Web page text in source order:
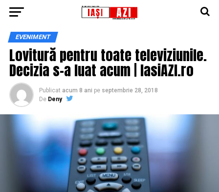
EVENIMENT
Lovitură pentru toate televiziunile.
Decizia s-a luat acum | IasiAZI.ro
Publicat acum 8 ani pe septembrie 28, 2018
De Deny